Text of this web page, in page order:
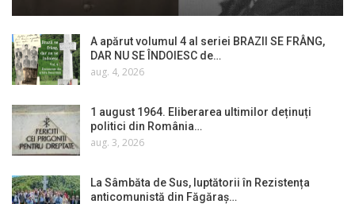
A apărut volumul 4 al seriei BRAZII SE FRÂNG,
DAR NU SE ÎNDOIESC de…
aug. 4, 2026
1 august 1964. Eliberarea ultimilor deținuți
politici din România…
aug. 3, 2026
La Sâmbăta de Sus, luptătorii în Rezistența
anticomunistă din Făgăraș…